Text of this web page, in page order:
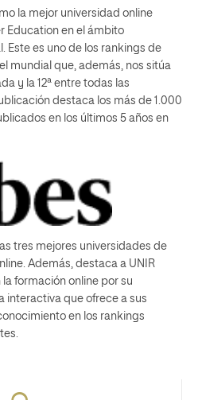
la mejor universidad online
Education en el ámbito
Este es uno de los rankings de
mundial que, además, nos sitúa
y la 12ª entre todas las
destaca los más de 1.000
en los últimos 5 años en
tres mejores universidades de
Además, destaca a UNIR
formación online por su
interactiva que ofrece a sus
en los rankings